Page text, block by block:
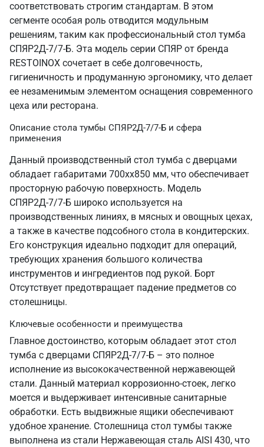
соответствовать строгим стандартам. В этом
сегменте особая роль отводится модульным
решениям, таким как профессиональный стол тумба
СПЯР2Д-7/7-Б. Эта модель серии СПЯР от бренда
RESTOINOX сочетает в себе долговечность,
гигиеничность и продуманную эргономику, что делает
ее незаменимым элементом оснащения современного
цеха или ресторана.
Описание стола тумбы СПЯР2Д-7/7-Б и сфера
применения
Данный производственный стол тумба с дверцами
обладает габаритами 700хх850 мм, что обеспечивает
просторную рабочую поверхность. Модель
СПЯР2Д-7/7-Б широко используется на
производственных линиях, в мясных и овощных цехах,
а также в качестве подсобного стола в кондитерских.
Его конструкция идеально подходит для операций,
требующих хранения большого количества
инструментов и ингредиентов под рукой. Борт
Отсутствует предотвращает падение предметов со
столешницы.
Ключевые особенности и преимущества
Главное достоинство, которым обладает этот стол
тумба с дверцами СПЯР2Д-7/7-Б – это полное
исполнение из высококачественной нержавеющей
стали. Данный материал коррозионно-стоек, легко
моется и выдерживает интенсивные санитарные
обработки. Есть выдвижные ящики обеспечивают
удобное хранение. Столешница стол тумбы также
выполнена из стали Нержавеющая сталь AISI 430, что